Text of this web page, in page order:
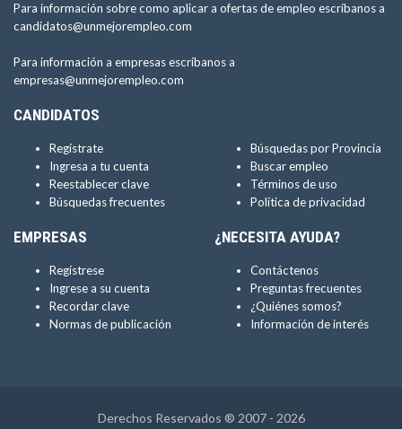
Para información sobre como aplicar a ofertas de empleo escríbanos a
candidatos@unmejorempleo.com
Para información a empresas escríbanos a
empresas@unmejorempleo.com
CANDIDATOS
Regístrate
Ingresa a tu cuenta
Reestablecer clave
Búsquedas frecuentes
Búsquedas por Provincia
Buscar empleo
Términos de uso
Política de privacidad
EMPRESAS
Regístrese
Ingrese a su cuenta
Recordar clave
Normas de publicación
¿NECESITA AYUDA?
Contáctenos
Preguntas frecuentes
¿Quiénes somos?
Información de interés
Derechos Reservados ® 2007 - 2026